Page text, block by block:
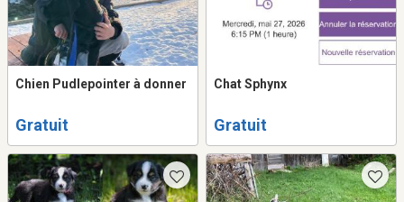
Chien Pudlepointer à donner
Gratuit
Chat Sphynx
Gratuit